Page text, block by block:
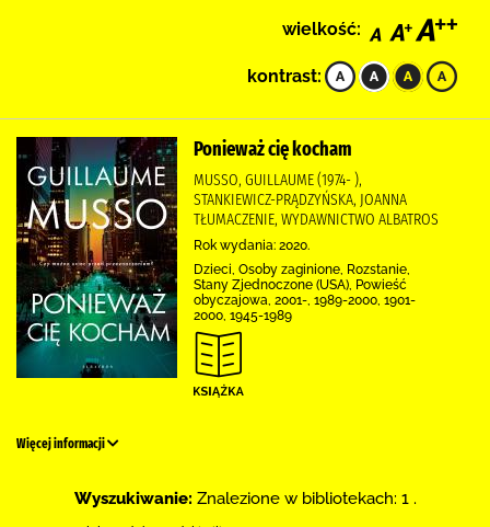
wielkość:
kontrast:
Ponieważ cię kocham
MUSSO, GUILLAUME (1974- ),
STANKIEWICZ-PRĄDZYŃSKA, JOANNA
TŁUMACZENIE, WYDAWNICTWO ALBATROS
Rok wydania: 2020.
Dzieci, Osoby zaginione, Rozstanie,
Stany Zjednoczone (USA), Powieść
obyczajowa, 2001-, 1989-2000, 1901-
2000, 1945-1989
Więcej informacji
Wyszukiwanie: Znalezione w bibliotekach: 1 .